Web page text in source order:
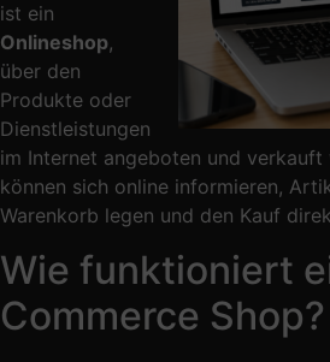
ist ein
Onlineshop,
über den
Produkte oder
Dienstleistungen
im Internet angeboten und verkauft
können sich online informieren,
Warenkorb legen und den Kauf
Wie funktioniert
Commerce Shop?